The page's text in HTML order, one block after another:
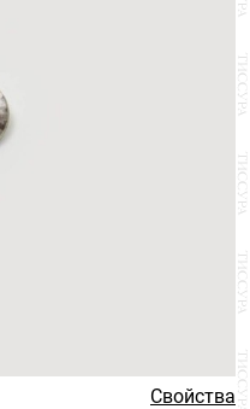
Свойства